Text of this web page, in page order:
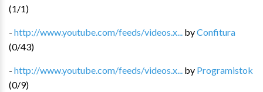
(1/1)
- http://www.youtube.com/feeds/videos.x... byConfitura
(0/43)
- http://www.youtube.com/feeds/videos.x... by Programistok
(0/9)